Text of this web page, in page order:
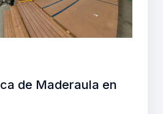
de Maderaula en